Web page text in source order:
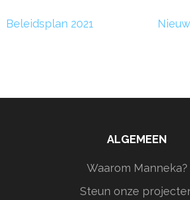
Bericht
Beleidsplan 2021
ALGEMEEN
Waarom Manneka?
Steun onze